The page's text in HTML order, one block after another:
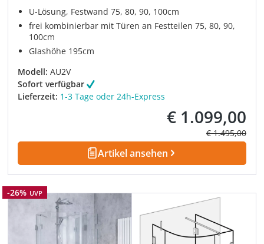
U-Lösung, Festwand 75, 80, 90, 100cm
frei kombinierbar mit Türen an Festteilen 75, 80, 90,
100cm
Glashöhe 195cm
Modell: AU2V
Sofort verfügbar
Lieferzeit: 1-3 Tage oder 24h-Express
Verkaufspreis:
€ 1.099,00
Regulärer
€ 1.495,00
Artikel ansehen
Rabatt
-26% UVP